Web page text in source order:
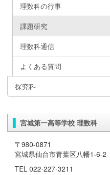
理数科の行事
課題研究
理数科通信
よくある質問
探究科
宮城第一高等学校 理数科
〒980-0871
宮城県仙台市青葉区八幡1-6-2
TEL 022-227-3211